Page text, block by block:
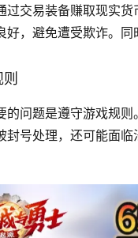
意事项
过交易装备赚取现实
好，避免遭受欺诈。